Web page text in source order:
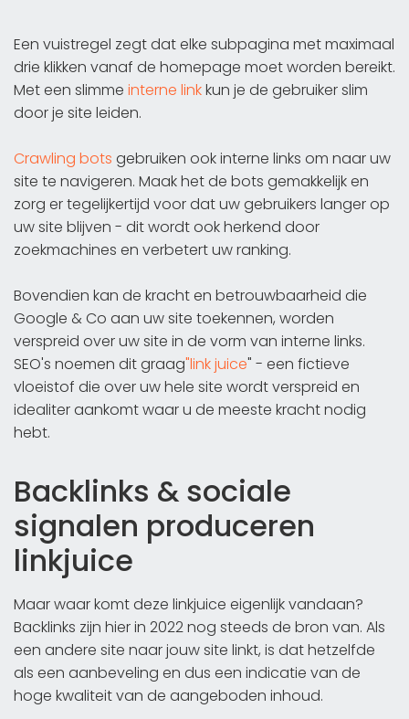
Een vuistregel zegt dat elke subpagina met maximaal
drie klikken vanaf de homepage moet worden bereikt.
Met een slimme interne linkkun je de gebruiker slim
door je site leiden.
Crawling bots gebruiken ook interne links om naar uw
site te navigeren. Maak het de bots gemakkelijk en
zorg er tegelijkertijd voor dat uw gebruikers langer op
uw site blijven - dit wordt ook herkend door
zoekmachines en verbetert uw ranking.
Bovendien kan de kracht en betrouwbaarheid die
Google & Co aan uw site toekennen, worden
verspreid over uw site in de vorm van interne links.
SEO's noemen dit graag"link juice" - een fictieve
vloeistof die over uw hele site wordt verspreid en
idealiter aankomt waar u de meeste kracht nodig
hebt.
Backlinks & sociale
signalen produceren
linkjuice
Maar waar komt deze linkjuice eigenlijk vandaan?
Backlinks zijn hier in 2022 nog steeds de bron van. Als
een andere site naar jouw site linkt, is dat hetzelfde
als een aanbeveling en dus een indicatie van de
hoge kwaliteit van de aangeboden inhoud.